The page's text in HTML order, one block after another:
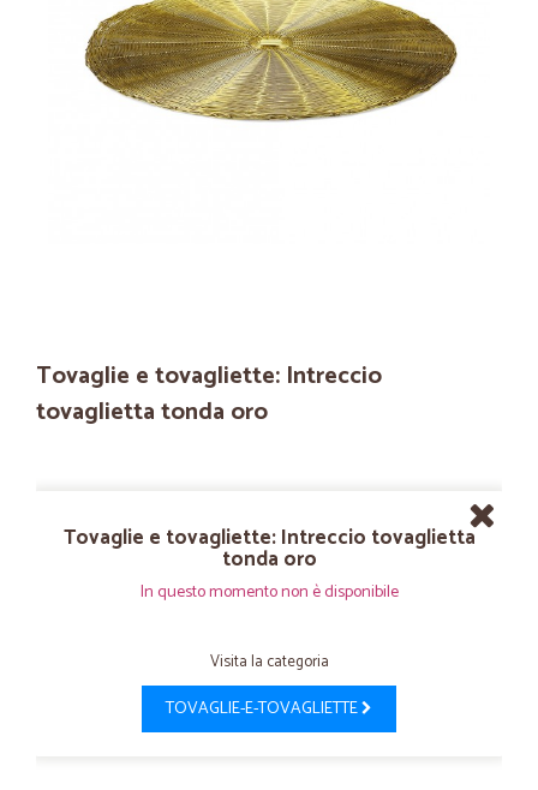
Tovaglie e tovagliette: Intreccio
tovaglietta tonda oro
Tovaglie e tovagliette: Intreccio tovaglietta
tonda oro
In questo momento non è disponibile
Visita la categoria
TOVAGLIE-E-TOVAGLIETTE